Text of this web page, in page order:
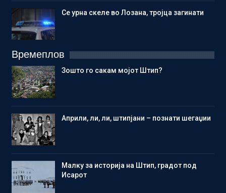
Се урна скеле во Лозана, тројца загинати
Времеплов
Зошто го сакам мојот Штип?
Aприли, ли, ли, штипјани – познати шегаџии
Малку за историја на Штип, градот под
Исарот